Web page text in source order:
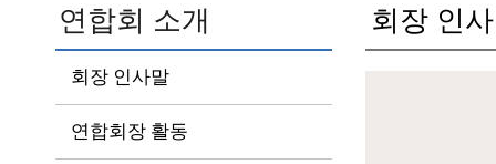
연합회 소개
회장 인사말
연합회장 활동
회장 인